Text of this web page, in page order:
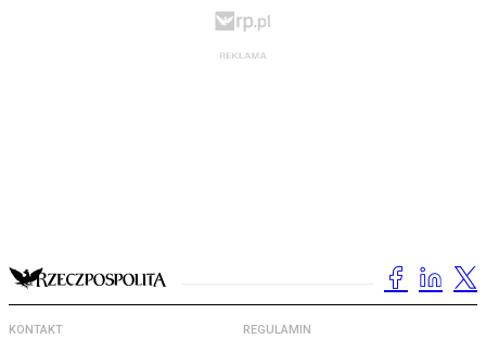
KONTAKT REGULAMIN